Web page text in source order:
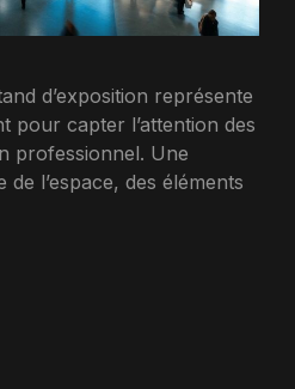
d’exposition représente
pour capter l’attention des
professionnel. Une
l’espace, des éléments